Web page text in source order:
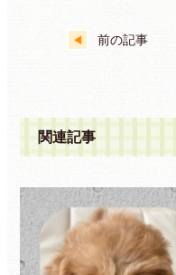
前の記事
関連記事